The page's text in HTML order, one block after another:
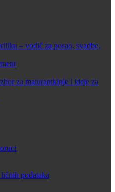
– vodič za posao, svadbe,
za maturantkinje i ideje za
podataka